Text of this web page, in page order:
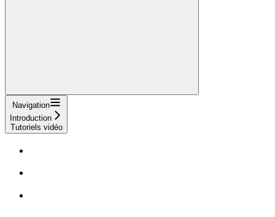
Navigation
Introduction
Tutoriels vidéo